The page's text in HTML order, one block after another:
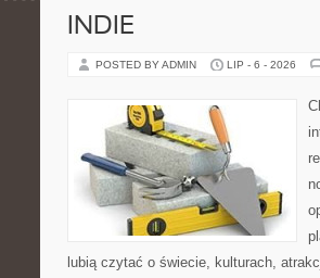
INDIE
POSTED BY ADMIN LIP - 6 - 2026
lubią czytać o świecie, kulturach,